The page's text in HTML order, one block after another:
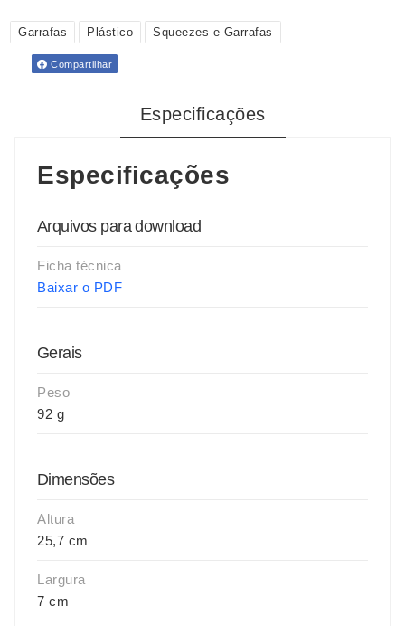
Garrafas Plástico Squeezes e Garrafas
Compartilhar
Especificações
Especificações
Arquivos para download
Ficha técnica
Baixar o PDF
Gerais
Peso
92 g
Dimensões
Altura
25,7 cm
Largura
7 cm